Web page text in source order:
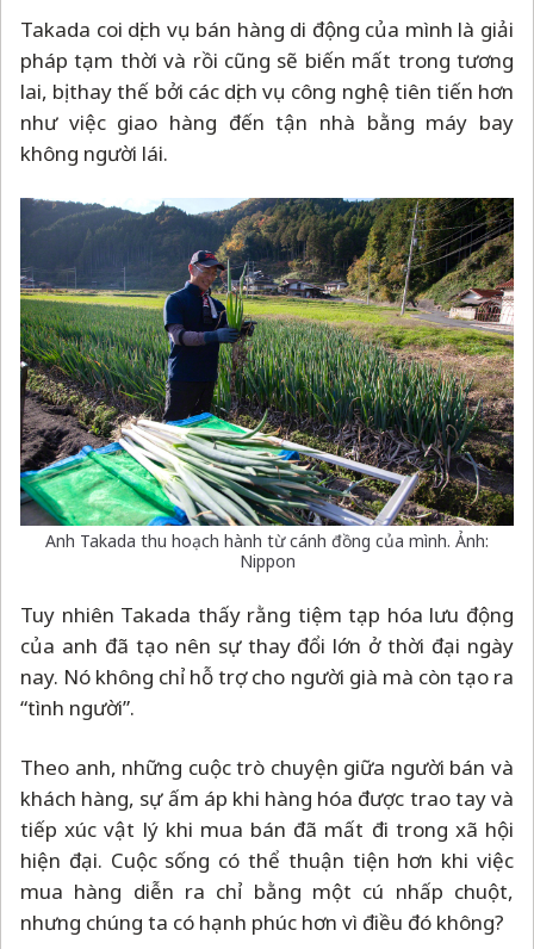
Takada coi dịch vụ bán hàng di động của mình là giải
pháp tạm thời và rồi cũng sẽ biến mất trong tương
lai, bị thay thế bởi các dịch vụ công nghệ tiên tiến hơn
như việc giao hàng đến tận nhà bằng máy bay
không người lái.
Anh Takada thu hoạch hành từ cánh đồng của mình. Ảnh:
Nippon
Tuy nhiên Takada thấy rằng tiệm tạp hóa lưu động
của anh đã tạo nên sự thay đổi lớn ở thời đại ngày
nay. Nó không chỉ hỗ trợ cho người già mà còn tạo ra
“tình người”.
Theo anh, những cuộc trò chuyện giữa người bán và
khách hàng, sự ấm áp khi hàng hóa được trao tay và
tiếp xúc vật lý khi mua bán đã mất đi trong xã hội
hiện đại. Cuộc sống có thể thuận tiện hơn khi việc
mua hàng diễn ra chỉ bằng một cú nhấp chuột,
nhưng chúng ta có hạnh phúc hơn vì điều đó không?